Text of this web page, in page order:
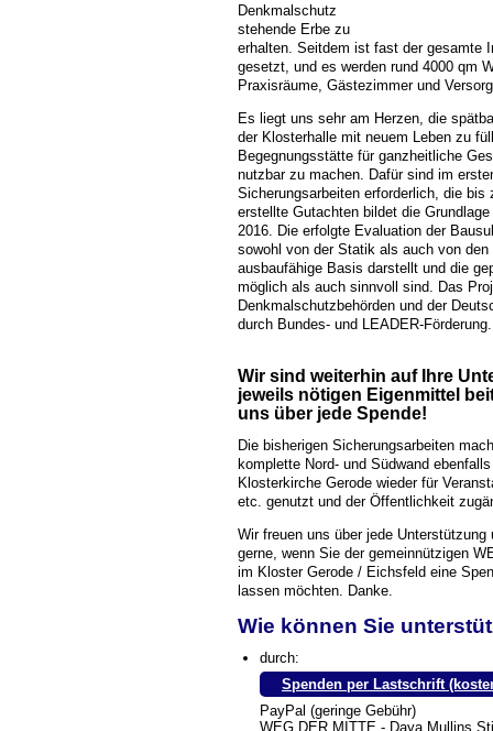
Denkmalschutz
stehende Erbe zu
erhalten. Seitdem ist fast der gesamte
gesetzt, und es werden rund 4000 qm
Praxisräume, Gästezimmer und
Es liegt uns sehr am Herzen, die
der Klosterhalle mit neuem Leben zu
Begegnungsstätte für ganzheitliche
nutzbar zu machen. Dafür sind im
Sicherungsarbeiten erforderlich, die
erstellte Gutachten bildet die
2016. Die erfolgte Evaluation der
sowohl von der Statik als auch von
ausbaufähige Basis darstellt und die
möglich als auch sinnvoll sind. Das
Denkmalschutzbehörden und der
durch Bundes- und LEADER-Förderung.
Wir sind weiterhin auf Ihre
jeweils nötigen Eigenmittel
uns über jede Spende!
Die bisherigen Sicherungsarbeiten
komplette Nord- und Südwand
Klosterkirche Gerode wieder für
etc. genutzt und der Öffentlichkeit
Wir freuen uns über jede
gerne, wenn Sie der gemeinnützigen
im Kloster Gerode / Eichsfeld eine
lassen möchten. Danke.
Wie können Sie
durch:
Spenden per Lastschrift
PayPal (geringe Gebühr)
WEG DER MITTE - Daya Mullins